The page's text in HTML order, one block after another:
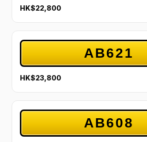
HK$22,800
AB621
HK$23,800
AB608